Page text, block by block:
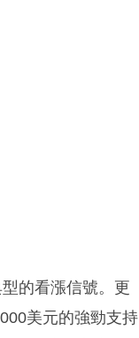
的看漲信號。更
美元的強勁支持